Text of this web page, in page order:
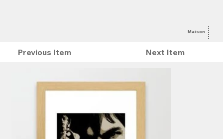
Maison
Previous Item Next Item